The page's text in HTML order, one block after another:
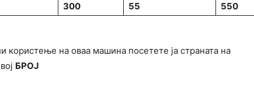
300 55 550
користење на оваа машина посетете ја страната на
БРОЈ